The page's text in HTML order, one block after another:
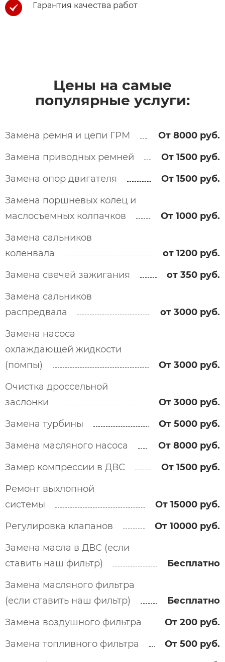
Гарантия качества работ
Цены на самые
популярные услуги:​
Замена ремня и цепи ГРМ
От 8000 руб.
Замена приводных ремней
От 1500 руб.
Замена опор двигателя
От 1500 руб.
Замена поршневых колец и
маслосъемных колпачков
От 1000 руб.
Замена сальников
коленвала
от 1200 руб.
Замена свечей зажигания
от 350 руб.
Замена сальников
распредвала
от 3000 руб.
Замена насоса
охлаждающей жидкости
(помпы)
От 3000 руб.
Очистка дроссельной
заслонки
От 3000 руб.
Замена турбины
От 5000 руб.
Замена масляного насоса
От 8000 руб.
Замер компрессии в ДВС
От 1500 руб.
Ремонт выхлопной
системы
От 15000 руб.
Регулировка клапанов
От 10000 руб.
Замена масла в ДВС (если
ставить наш фильтр)
Бесплатно
Замена масляного фильтра
(если ставить наш фильтр)
Бесплатно
Замена воздушного фильтра
От 200 руб.
Замена топливного фильтра
От 500 руб.